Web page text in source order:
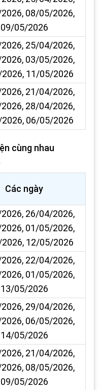
08/05/2026,
09/05/2026
25/04/2026,
03/05/2026,
11/05/2026
21/04/2026,
28/04/2026,
06/05/2026
cùng nhau
Các ngày
26/04/2026,
01/05/2026,
12/05/2026
22/04/2026,
01/05/2026,
13/05/2026
29/04/2026,
06/05/2026,
14/05/2026
21/04/2026,
08/05/2026,
09/05/2026